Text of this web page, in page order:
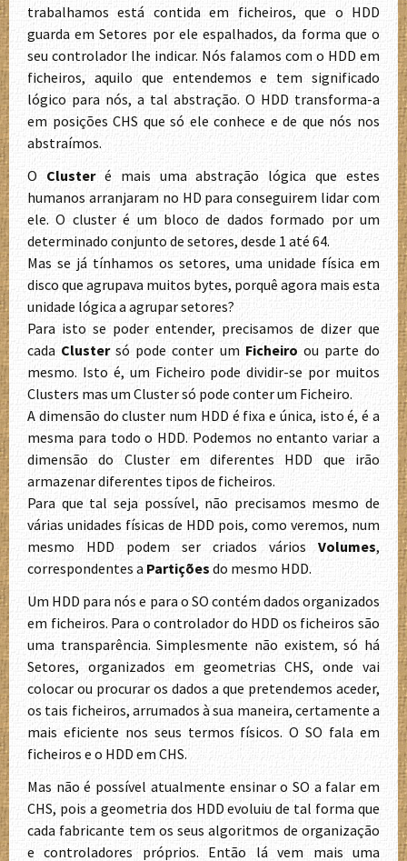
trabalhamos está contida em ficheiros, que o HDD
guarda em Setores por ele espalhados, da forma que o
seu controlador lhe indicar. Nós falamos com o HDD em
ficheiros, aquilo que entendemos e tem significado
lógico para nós, a tal abstração. O HDD transforma-a
em posições CHS que só ele conhece e de que nós nos
abstraímos.
O Clusteré mais uma abstração lógica que estes
humanos arranjaram no HD para conseguirem lidar com
ele. O cluster é um bloco de dados formado por um
determinado conjunto de setores, desde 1 até 64.
Mas se já tínhamos os setores, uma unidade física em
disco que agrupava muitos bytes, porquê agora mais esta
unidade lógica a agrupar setores?
Para isto se poder entender, precisamos de dizer que
cada Clustersó pode conter umFicheiro ou parte do
mesmo. Isto é, um Ficheiro pode dividir-se por muitos
Clusters mas um Cluster só pode conter um Ficheiro.
A dimensão do cluster num HDD é fixa e única, isto é, é a
mesma para todo o HDD. Podemos no entanto variar a
dimensão do Cluster em diferentes HDD que irão
armazenar diferentes tipos de ficheiros.
Para que tal seja possível, não precisamos mesmo de
várias unidades físicas de HDD pois, como veremos, num
mesmo HDD podem ser criados vários Volumes,
correspondentes a Partições do mesmo HDD.
Um HDD para nós e para o SO contém dados organizados
em ficheiros. Para o controlador do HDD os ficheiros são
uma transparência. Simplesmente não existem, só há
Setores, organizados em geometrias CHS, onde vai
colocar ou procurar os dados a que pretendemos aceder,
os tais ficheiros, arrumados à sua maneira, certamente a
mais eficiente nos seus termos físicos. O SO fala em
ficheiros e o HDD em CHS.
Mas não é possível atualmente ensinar o SO a falar em
CHS, pois a geometria dos HDD evoluiu de tal forma que
cada fabricante tem os seus algoritmos de organização
e controladores próprios. Então lá vem mais uma